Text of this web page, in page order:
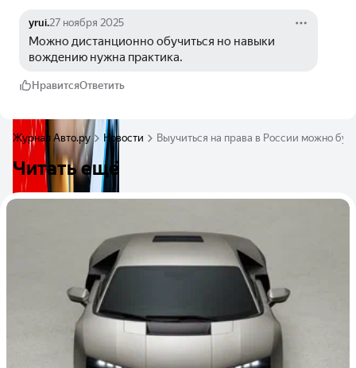
yrui.27 ноября 2025
Можно дистанционно обучиться но навыки
вождению нужна практика.
НравитсяОтветить
Журнал Авто.ру Новости Выучиться на права в России можно
Читать ещё